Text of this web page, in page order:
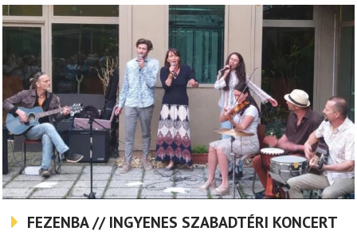
FEZENBA // INGYENES SZABADTÉRI KONCERT